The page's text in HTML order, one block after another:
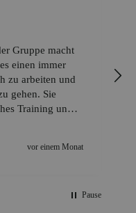
Gruppe macht
einen immer
zu arbeiten und
gehen. Sie
Training und
vor einem Monat
Pause